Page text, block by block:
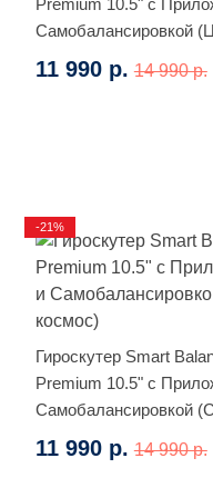
Самобалансировкой
огонь)
11 990 р. 14 990 р.
Гироскутер Smart
Premium 10.5" с
Самобалансировкой
космос)
11 990 р. 14 990 р.
-21%